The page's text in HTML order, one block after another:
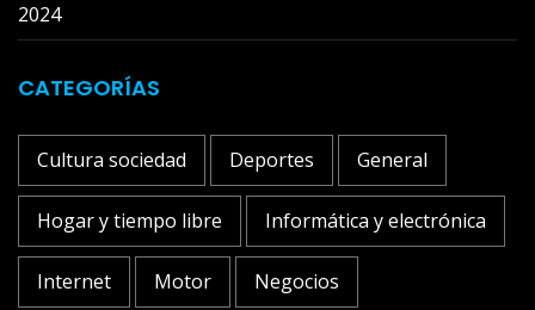
2024
CATEGORÍAS
Cultura sociedad Deportes General
Hogar y tiempo libre Informática y electrónica
Internet Motor Negocios